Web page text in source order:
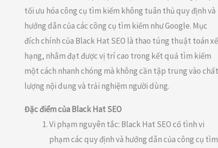
tối ưu hóa công cụ tìm kiếm không tuân thủ quy định và
hướng dẫn của các công cụ tìm kiếm như Google. Mục
đích chính của Black Hat SEO là thao túng thuật toán
hạng, nhằm đạt được vị trí cao trong kết quả tìm kiếm
một cách nhanh chóng mà không cần tập trung vào chất
lượng nội dung và trải nghiệm người dùng.
Đặc điểm của Black Hat SEO
Vi phạm nguyên tắc: Black Hat SEO cố tình vi
phạm các quy định và hướng dẫn của công cụ tìm